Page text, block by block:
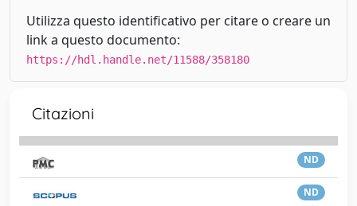
Utilizza questo identificativo per citare o creare un
link a questo documento:
https://hdl.handle.net/11588/358180
Citazioni
ND
ND